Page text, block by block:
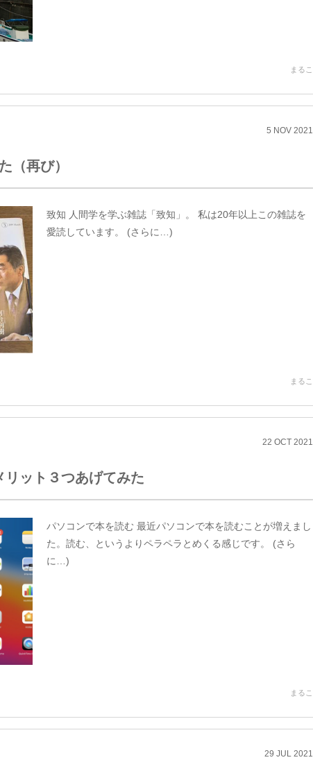
まるこ
5 NOV 2021
（再び）
致知 人間学を学ぶ雑誌「致知」。 私は20年以上この雑誌を
愛読しています。 (さらに…)
まるこ
22 OCT 2021
ット３つあげてみた
パソコンで本を読む 最近パソコンで本を読むことが増えまし
た。読む、というよりペラペラとめくる感じです。 (さら
に…)
まるこ
29 JUL 2021